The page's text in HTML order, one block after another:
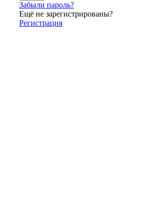
Забыли пароль?
Ещё не зарегистрированы?
Регистрация